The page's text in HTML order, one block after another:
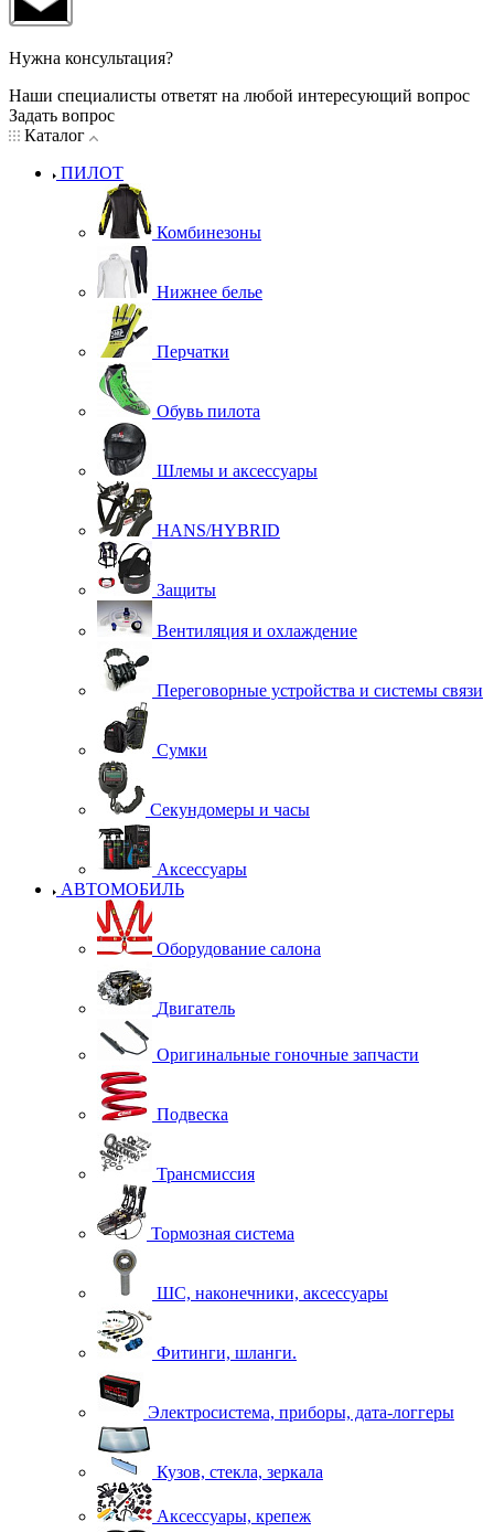
Нужна консультация?
Наши специалисты ответят на любой интересующий вопрос
Задать вопрос
Каталог
ПИЛОТ
Комбинезоны
Нижнее белье
Перчатки
Обувь пилота
Шлемы и аксессуары
HANS/HYBRID
Защиты
Вентиляция и охлаждение
Переговорные устройства и системы связи
Сумки
Секундомеры и часы
Аксессуары
АВТОМОБИЛЬ
Оборудование салона
Двигатель
Оригинальные гоночные запчасти
Подвеска
Трансмиссия
Тормозная система
ШС, наконечники, аксессуары
Фитинги, шланги.
Электросистема, приборы, дата-логгеры
Кузов, стекла, зеркала
Аксессуары, крепеж